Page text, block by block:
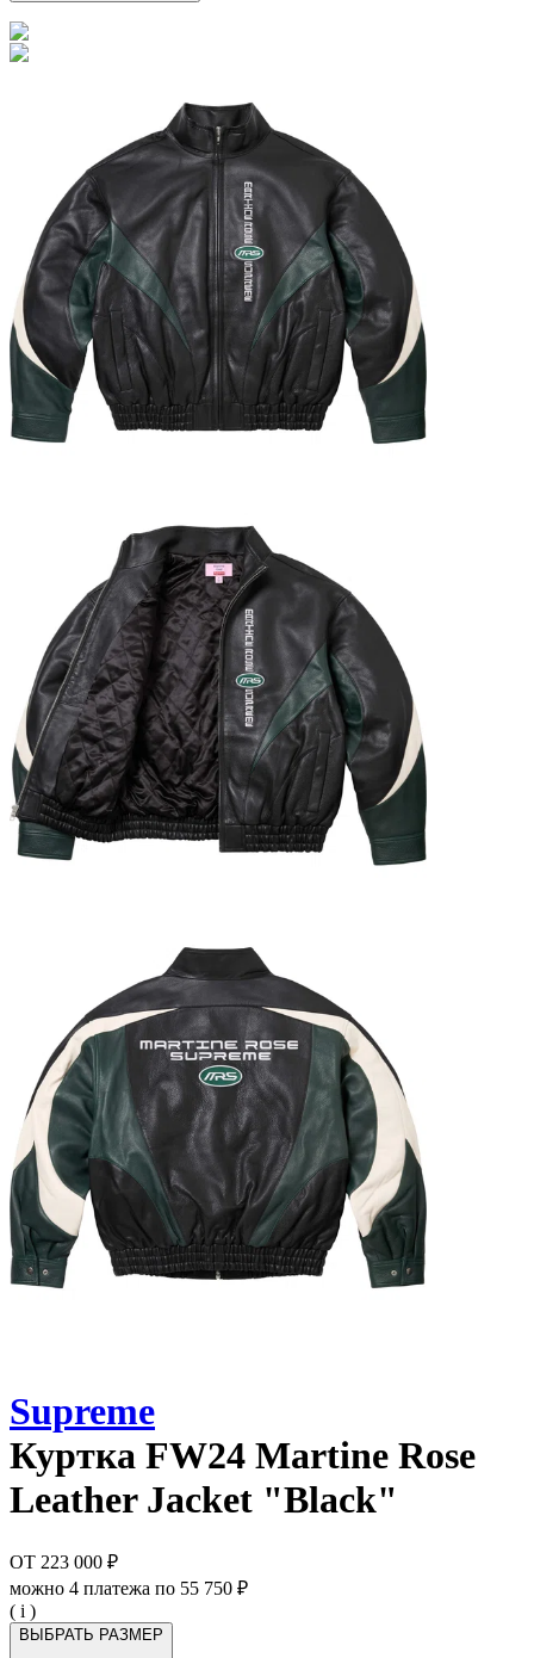
Supreme
Куртка FW24 Martine Rose
Leather Jacket "Black"
ОТ 223 000 ₽
можно 4 платежа по 55 750 ₽
( i )
ВЫБРАТЬ РАЗМЕР